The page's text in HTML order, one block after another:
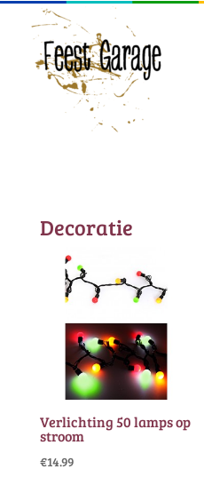
Decoratie
Verlichting 50 lamps op
stroom
€14.99